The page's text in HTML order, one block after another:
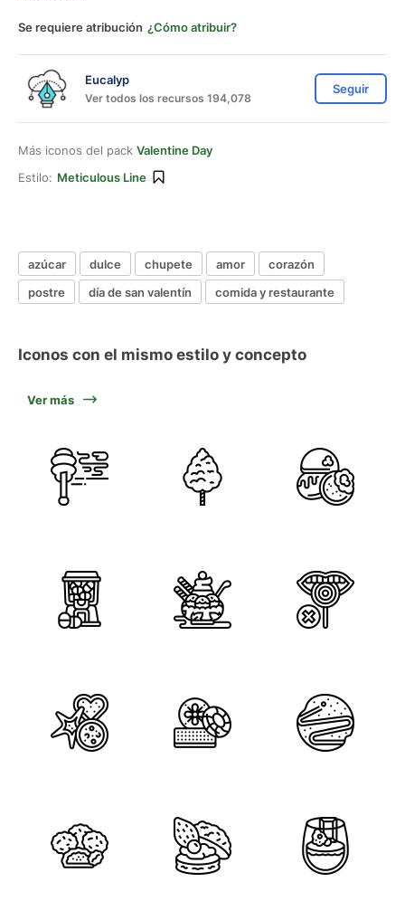
Se requiere atribución ¿Cómo atribuir?
Eucalyp
Ver todos los recursos 194,078
Seguir
Más iconos del pack Valentine Day
Estilo: Meticulous Line
azúcar dulce chupete amor
corazón
postre
día de san valentín comida y restaurante
Iconos con el mismo estilo y concepto
Ver más